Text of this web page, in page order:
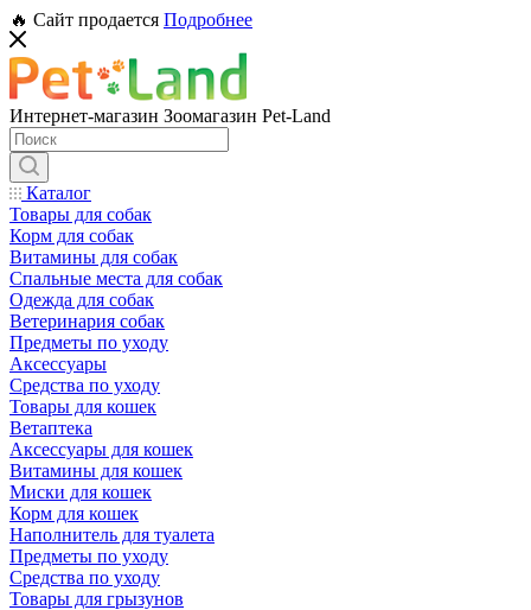
🔥 Сайт продается Подробнее
Интернет-магазин Зоомагазин Pet-Land
Каталог
Товары для собак
Корм для собак
Витамины для собак
Спальные места для собак
Одежда для собак
Ветеринария собак
Предметы по уходу
Аксессуары
Средства по уходу
Товары для кошек
Ветаптека
Аксессуары для кошек
Витамины для кошек
Миски для кошек
Корм для кошек
Наполнитель для туалета
Предметы по уходу
Средства по уходу
Товары для грызунов